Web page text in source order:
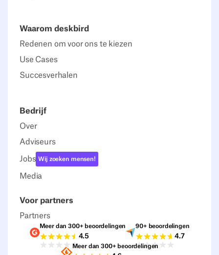
Waarom deskbird
Redenen om voor ons te kiezen
Use Cases
Succesverhalen
Bedrijf
Over
Adviseurs
Jobs Wij zoeken mensen!
Media
Voor partners
Partners
Beoordelingen G2
Meer dan 300+ beoordelingen
4.5
Beoordelingen
90+ beoordelingen
4.7
Beoordelingen Sourceforge
Meer dan 300+ beoordelingen